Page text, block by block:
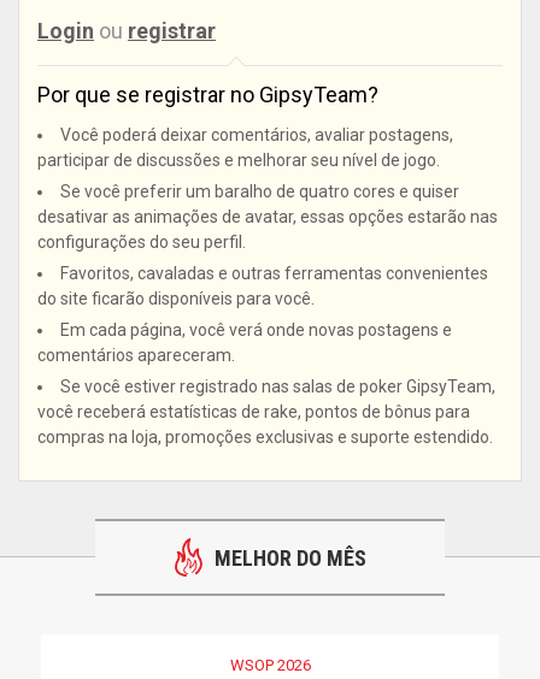
Login ou registrar
Por que se registrar no GipsyTeam?
Você poderá deixar comentários, avaliar postagens,
participar de discussões e melhorar seu nível de jogo.
Se você preferir um baralho de quatro cores e quiser
desativar as animações de avatar, essas opções estarão nas
configurações do seu perfil.
Favoritos, cavaladas e outras ferramentas convenientes
do site ficarão disponíveis para você.
Em cada página, você verá onde novas postagens e
comentários apareceram.
Se você estiver registrado nas salas de poker GipsyTeam,
você receberá estatísticas de rake, pontos de bônus para
compras na loja, promoções exclusivas e suporte estendido.
MELHOR DO MÊS
WSOP 2026